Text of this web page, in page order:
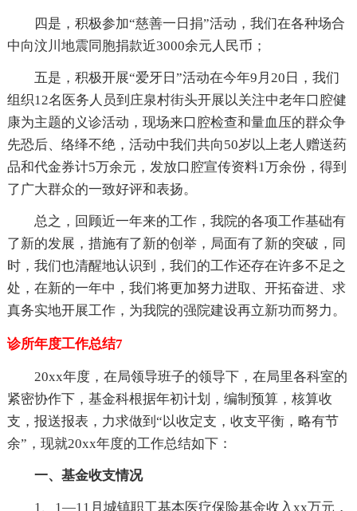
四是，积极参加“慈善一日捐”活动，我们在各种场合
中向汶川地震同胞捐款近3000余元人民币；
五是，积极开展“爱牙日”活动在今年9月20日，我们
组织12名医务人员到庄泉村街头开展以关注中老年口腔健
康为主题的义诊活动，现场来口腔检查和量血压的群众争
先恐后、络绎不绝，活动中我们共向50岁以上老人赠送药
品和代金券计5万余元，发放口腔宣传资料1万余份，得到
了广大群众的一致好评和表扬。
总之，回顾近一年来的工作，我院的各项工作基础有
了新的发展，措施有了新的创举，局面有了新的突破，同
时，我们也清醒地认识到，我们的工作还存在许多不足之
处，在新的一年中，我们将更加努力进取、开拓奋进、求
真务实地开展工作，为我院的强院建设再立新功而努力。
诊所年度工作总结7
20xx年度，在局领导班子的领导下，在局里各科室的
紧密协作下，基金科根据年初计划，编制预算，核算收
支，报送报表，力求做到“以收定支，收支平衡，略有节
余”，现就20xx年度的工作总结如下：
一、基金收支情况
1、1—11月城镇职工基本医疗保险基金收入xx万元，